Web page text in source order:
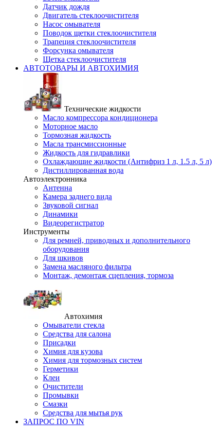
Датчик дождя
Двигатель стеклоочистителя
Насос омывателя
Поводок щетки стеклоочистителя
Трапеция стеклоочистителя
Форсунка омывателя
Щетка стеклоочистителя
АВТОТОВАРЫ И АВТОХИМИЯ
Технические жидкости
Масло компрессора кондиционера
Моторное масло
Тормозная жидкость
Масла трансмиссионные
Жидкость для гидравлики
Охлаждающие жидкости (Антифриз 1 л, 1.5 л, 5 л)
Дистиллированная вода
Автоэлектронника
Антенна
Камера заднего вида
Звуковой сигнал
Динамики
Видеорегистратор
Инструменты
Для ремней, приводных и дополнительного
оборудования
Для шкивов
Замена масляного фильтра
Монтаж, демонтаж сцепления, тормоза
Автохимия
Омыватели стекла
Средства для салона
Присадки
Химия для кузова
Химия для тормозных систем
Герметики
Клеи
Очистители
Промывки
Смазки
Средства для мытья рук
ЗАПРОС ПО VIN